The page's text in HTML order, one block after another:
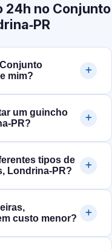
24h no Conjunto
mim?
um guincho
tipos de
Londrina‑PR?
custo menor?